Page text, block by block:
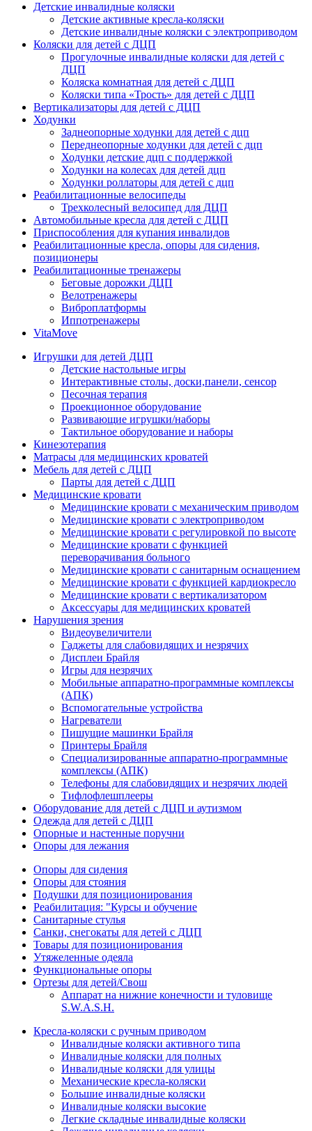
Детские инвалидные коляски
Детские активные кресла-коляски
Детские инвалидные коляски с электроприводом
Коляски для детей с ДЦП
Прогулочные инвалидные коляски для детей с
ДЦП
Коляска комнатная для детей с ДЦП
Коляски типа «Трость» для детей с ДЦП
Вертикализаторы для детей с ДЦП
Ходунки
Заднеопорные ходунки для детей с дцп
Переднеопорные ходунки для детей с дцп
Ходунки детские дцп с поддержкой
Ходунки на колесах для детей дцп
Ходунки роллаторы для детей с дцп
Реабилитационные велосипеды
Трехколесный велосипед для ДЦП
Автомобильные кресла для детей с ДЦП
Приспособления для купания инвалидов
Реабилитационные кресла, опоры для сидения,
позиционеры
Реабилитационные тренажеры
Беговые дорожки ДЦП
Велотренажеры
Виброплатформы
Иппотренажеры
VitaMove
Игрушки для детей ДЦП
Детские настольные игры
Интерактивные столы, доски,панели, сенсор
Песочная терапия
Проекционное оборудование
Развивающие игрушки/наборы
Тактильное оборудование и наборы
Кинезотерапия
Матрасы для медицинских кроватей
Мебель для детей с ДЦП
Парты для детей с ДЦП
Медицинские кровати
Медицинские кровати с механическим приводом
Медицинские кровати с электроприводом
Медицинские кровати с регулировкой по высоте
Медицинские кровати с функцией
переворачивания больного
Медицинские кровати с санитарным оснащением
Медицинские кровати с функцией кардиокресло
Медицинские кровати с вертикализатором
Аксессуары для медицинских кроватей
Нарушения зрения
Видеоувеличители
Гаджеты для слабовидящих и незрячих
Дисплеи Брайля
Игры для незрячих
Мобильные аппаратно-программные комплексы
(АПК)
Вспомогательные устройства
Нагреватели
Пишущие машинки Брайля
Принтеры Брайля
Специализированные аппаратно-программные
комплексы (АПК)
Телефоны для слабовидящих и незрячих людей
Тифлофлешплееры
Оборудование для детей с ДЦП и аутизмом
Одежда для детей с ДЦП
Опорные и настенные поручни
Опоры для лежания
Опоры для сидения
Опоры для стояния
Подушки для позиционирования
Реабилитация: "Курсы и обучение
Санитарные стулья
Санки, снегокаты для детей с ДЦП
Товары для позиционирования
Утяжеленные одеяла
Функциональные опоры
Ортезы для детей/Свош
Аппарат на нижние конечности и туловище
S.W.A.S.H.
Кресла-коляски с ручным приводом
Инвалидные коляски активного типа
Инвалидные коляски для полных
Инвалидные коляски для улицы
Механические кресла-коляски
Большие инвалидные коляски
Инвалидные коляски высокие
Легкие складные инвалидные коляски